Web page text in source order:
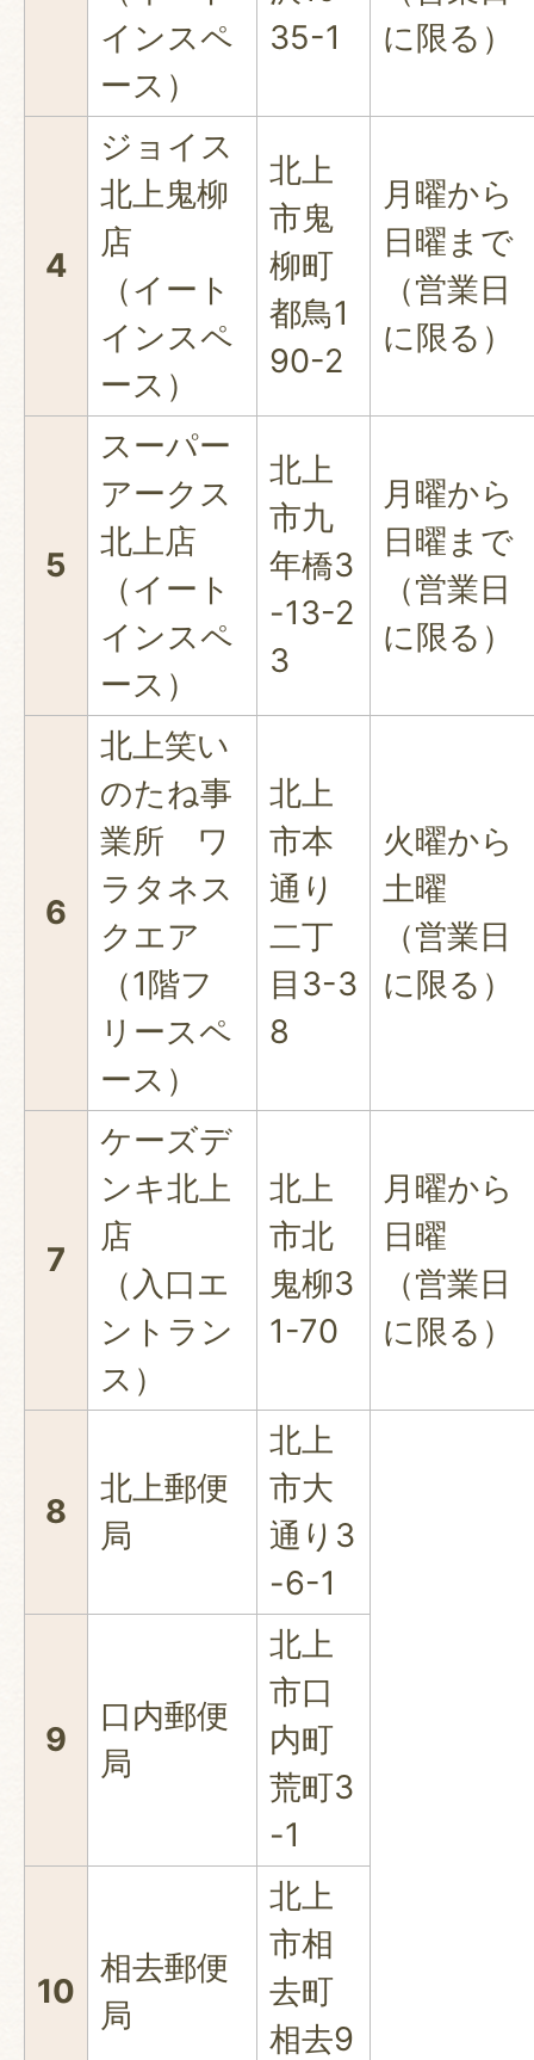
インスペ
ース）
35-1
に限る）
4
ジョイス
北上鬼柳
店
（イート
インスペ
ース）
北上
市鬼
柳町
都鳥1
90-2
月曜から
日曜まで
（営業日
に限る）
5
スーパー
アークス
北上店
（イート
インスペ
ース）
北上
市九
年橋3
-13-2
3
月曜から
日曜まで
（営業日
に限る）
6
北上笑い
のたね事
業所 ワ
ラタネス
クエア
（1階フ
リースペ
ース）
北上
市本
通り
二丁
目3-3
8
火曜から
土曜
（営業日
に限る）
7
ケーズデ
ンキ北上
店
（入口エ
ントラン
ス）
北上
市北
鬼柳3
1-70
月曜から
日曜
（営業日
に限る）
8
北上郵便
局
北上
市大
通り3
-6-1
9
口内郵便
局
北上
市口
内町
荒町3
-1
10
相去郵便
局
北上
市相
去町
相去9